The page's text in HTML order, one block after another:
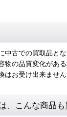
中古での買取品とな
物の品質変化がある
お受け出来ません
、こんな商品